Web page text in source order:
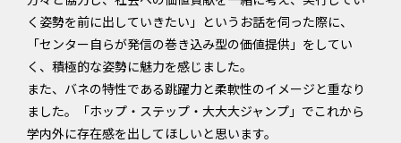
く姿勢を前に出していきたい」というお話を伺った際に、
「センター自らが発信の巻き込み型の価値提供」をしてい
く、積極的な姿勢に魅力を感じました。
また、バネの特性である跳躍力と柔軟性のイメージと重なり
ました。「ホップ・ステップ・大大大ジャンプ」でこれから
学内外に存在感を出してほしいと思います。